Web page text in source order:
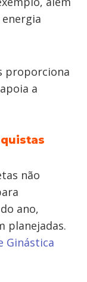
proporciona
a
não
ano,
planejadas.
Ginástica